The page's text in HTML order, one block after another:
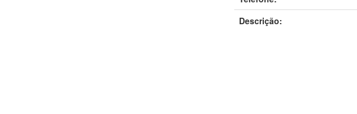
Descrição: